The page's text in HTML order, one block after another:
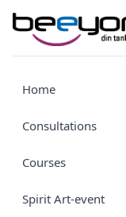
Home
Consultations
Courses
Spirit Art-event